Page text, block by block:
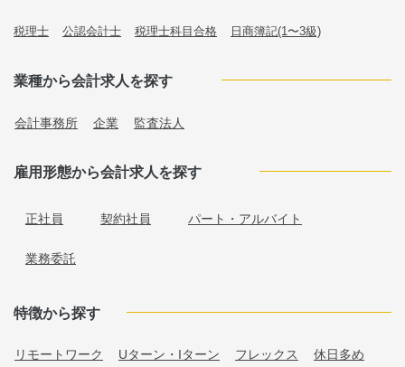
税理士 公認会計士 税理士科目合格 日商簿記(1〜3級)
業種から会計求人を探す
会計事務所 企業 監査法人
雇用形態から会計求人を探す
正社員 契約社員 パート・アルバイト
業務委託
特徴から探す
リモートワーク Uターン・Iターン フレックス 休日多め